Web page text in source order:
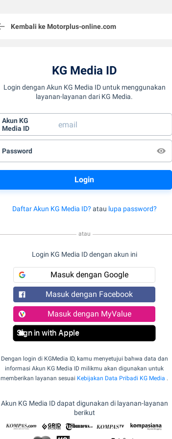
Kembali ke Motorplus-online.com
KG Media ID
Login dengan Akun KG Media ID untuk menggunakan
layanan-layanan dari KG Media.
Akun KG
Media ID
Password
Daftar Akun KG Media ID? atau lupa password?
atau
Login KG Media ID dengan akun ini
Masuk dengan Google
Masuk dengan Facebook
Masuk dengan MyValue
Sign in with Apple
Dengan login di KGMedia ID, kamu menyetujui bahwa data dan
informasi Akun KG Media ID milikmu akan digunakan untuk
memberikan layanan sesuai Kebijakan Data Pribadi KG Media .
Akun KG Media ID dapat digunakan di layanan-layanan
berikut